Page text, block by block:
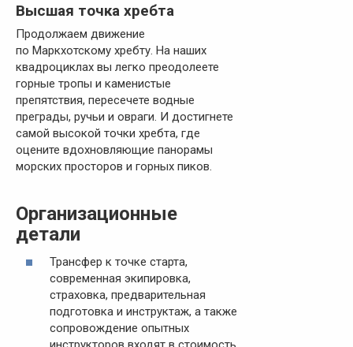
Высшая точка хребта
Продолжаем движение
по Маркхотскому хребту. На наших
квадроциклах вы легко преодолеете
горные тропы и каменистые
препятствия, пересечете водные
преграды, ручьи и овраги. И достигнете
самой высокой точки хребта, где
оцените вдохновляющие панорамы
морских просторов и горных пиков.
Организационные
детали
Трансфер к точке старта,
современная экипировка,
страховка, предварительная
подготовка и инструктаж, а также
сопровождение опытных